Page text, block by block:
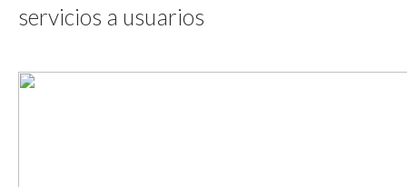
servicios a usuarios